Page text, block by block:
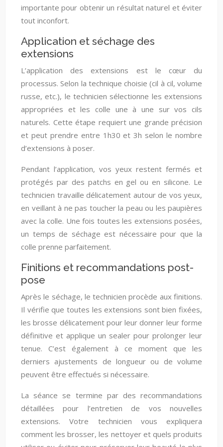
importante pour obtenir un résultat naturel et éviter
tout inconfort.
Application et séchage des
extensions
L’application des extensions est le cœur du
processus. Selon la technique choisie (cil à cil, volume
russe, etc.), le technicien sélectionne les extensions
appropriées et les colle une à une sur vos cils
naturels. Cette étape requiert une grande précision
et peut prendre entre 1h30 et 3h selon le nombre
d’extensions à poser.
Pendant l’application, vos yeux restent fermés et
protégés par des patchs en gel ou en silicone. Le
technicien travaille délicatement autour de vos yeux,
en veillant à ne pas toucher la peau ou les paupières
avec la colle. Une fois toutes les extensions posées,
un temps de séchage est nécessaire pour que la
colle prenne parfaitement.
Finitions et recommandations post-
pose
Après le séchage, le technicien procède aux finitions.
Il vérifie que toutes les extensions sont bien fixées,
les brosse délicatement pour leur donner leur forme
définitive et applique un sealer pour prolonger leur
tenue. C’est également à ce moment que les
derniers ajustements de longueur ou de volume
peuvent être effectués si nécessaire.
La séance se termine par des recommandations
détaillées pour l’entretien de vos nouvelles
extensions. Votre technicien vous expliquera
comment les brosser, les nettoyer et quels produits